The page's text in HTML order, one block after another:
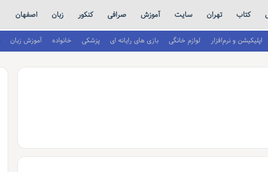
کتاب تهران سایت آموزش صرافی کنکور زبان اصفهان
اپلیکیشن و نرم‌افزار لوازم خانگی بازی های رایانه ای پزشکی خانواده آموزش زبان